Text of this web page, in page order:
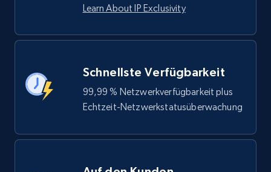
Learn About IP Exclusivity
Schnellste Verfügbarkeit
99,99 % Netzwerkverfügbarkeit plus
Echtzeit-Netzwerkstatusüberwachung